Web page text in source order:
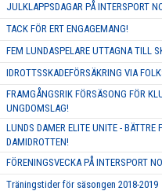
JULKLAPPSDAGAR PÅ INTERSPORT
TACK FÖR ERT ENGAGEMANG!
FEM LUNDASPELARE UTTAGNA TILL
IDROTTSSKADEFÖRSÄKRING VIA
FRAMGÅNGSRIK FÖRSÄSONG FÖR
UNGDOMSLAG!
LUNDS DAMER ELITE UNITE - BÄTTRE
DAMIDROTTEN!
FÖRENINGSVECKA PÅ INTERSPORT
Träningstider för säsongen 2018-2019